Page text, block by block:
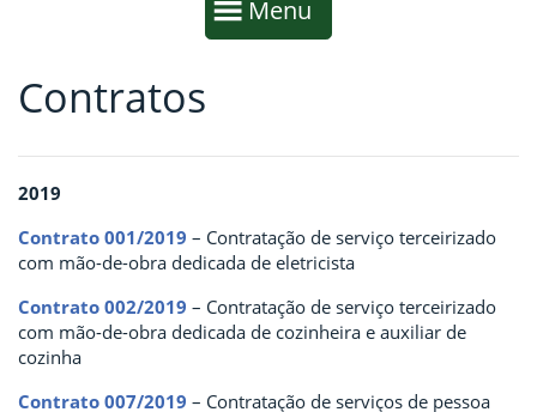
Mostrar
Menu
Fim da navegação
Início do conteúdo
Contratos
2019
Contrato 001/2019 – Contratação de serviço terceirizado
com mão-de-obra dedicada de eletricista
Contrato 002/2019 – Contratação de serviço terceirizado
com mão-de-obra dedicada de cozinheira e auxiliar de
cozinha
Contrato 007/2019 – Contratação de serviços de pessoa